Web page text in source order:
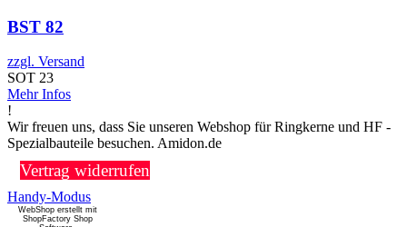
BST 82
zzgl. Versand
SOT 23
Mehr Infos
!
Wir freuen uns, dass Sie unseren Webshop für Ringkerne und HF -
Spezialbauteile besuchen. Amidon.de
Vertrag widerrufen
Handy-Modus
WebShop erstellt mit
ShopFactory Shop